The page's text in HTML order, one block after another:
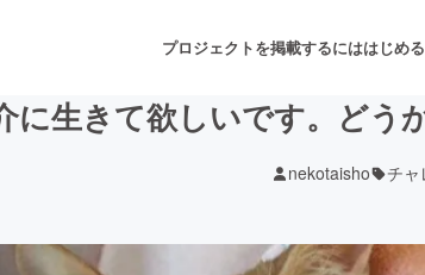
プロジェクトを掲載するにははじめる
に生きて欲しいです。どう
nekotaisho チャ